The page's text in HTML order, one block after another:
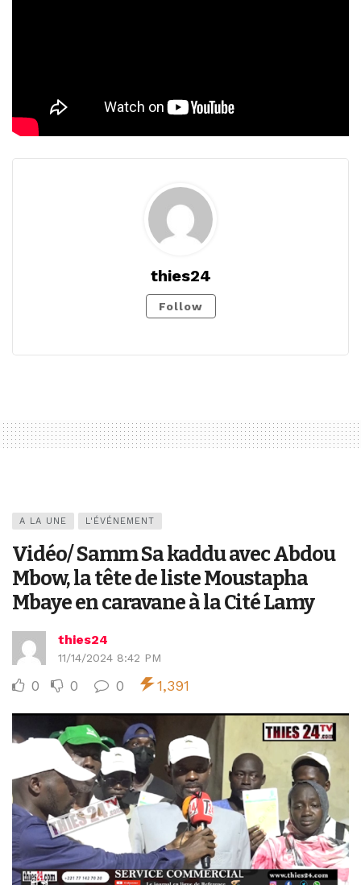
thies24
Follow
A LA UNE L'ÉVÉNEMENT
Vidéo/ Samm Sa kaddu avec Abdou
Mbow, la tête de liste Moustapha
Mbaye en caravane à la Cité Lamy
thies24
11/14/2024 8:42 PM
0 0 0 1,391